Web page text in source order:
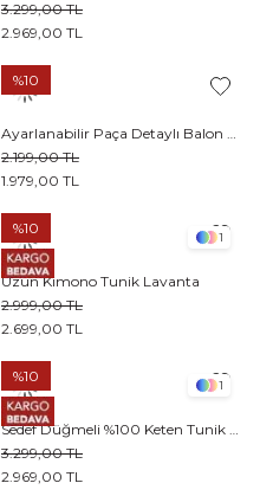
2.969,00 TL
3.299,00 TL
1.979,00 TL
2.199,00 TL
%10
1
Uzun Kimono Tunik Lavanta
2.699,00 TL
2.999,00 TL
%10
1
2.969,00 TL
3.299,00 TL
%10